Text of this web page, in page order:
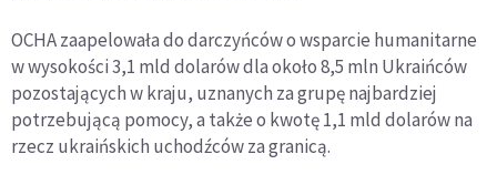
OCHA zaapelowała do darczyńców o wsparcie humanitarne
w wysokości 3,1 mld dolarów dla około 8,5 mln Ukraińców
pozostających w kraju, uznanych za grupę najbardziej
potrzebującą pomocy, a także o kwotę 1,1 mld dolarów na
rzecz ukraińskich uchodźców za granicą.